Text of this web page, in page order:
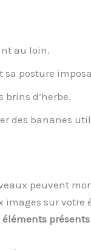
au loin.
posture
d’herbe.
des bananes
peuvent
sur
éléments